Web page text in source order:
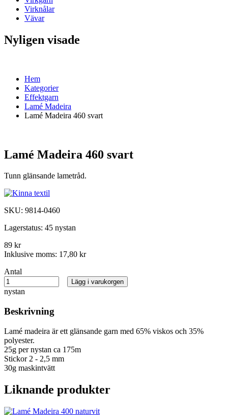
Virknålar
Vävar
Nyligen visade
Hem
Kategorier
Effektgarn
Lamé Madeira
Lamé Madeira 460 svart
Lamé Madeira 460 svart
Tunn glänsande lametråd.
SKU: 9814-0460
Lagerstatus: 45 nystan
89 kr
Inklusive moms: 17,80 kr
Antal
nystan
Lägg i varukorgen
Beskrivning
Lamé madeira är ett glänsande garn med 65% viskos och 35%
polyester.
25g per nystan ca 175m
Stickor 2 - 2,5 mm
30g maskintvätt
Liknande produkter